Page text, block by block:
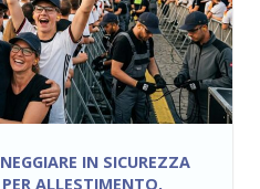
IN SICUREZZA
ALLESTIMENTO,